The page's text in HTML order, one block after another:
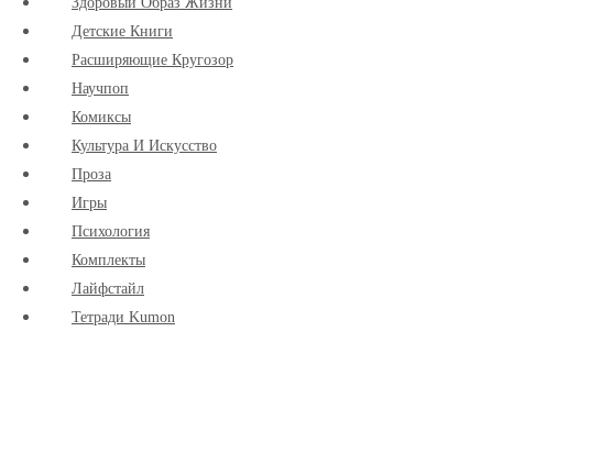
Детские Книги
Расширяющие Кругозор
Научпоп
Комиксы
Культура И Искусство
Проза
Игры
Психология
Комплекты
Лайфстайл
Тетради Kumon